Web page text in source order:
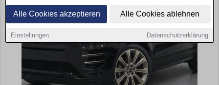
Alle Cookies akzeptieren Alle Cookies ablehnen
Einstellungen Datenschutzerklärung